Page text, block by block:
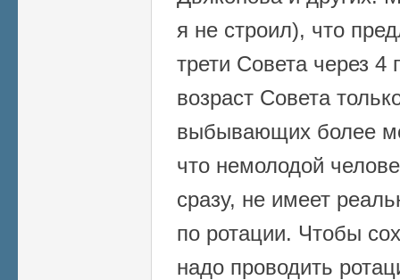
я не строил), что
трети Совета через 4
возраст Совета
выбывающих более
что немолодой
сразу, не имеет
по ротации. Чтобы
надо проводить